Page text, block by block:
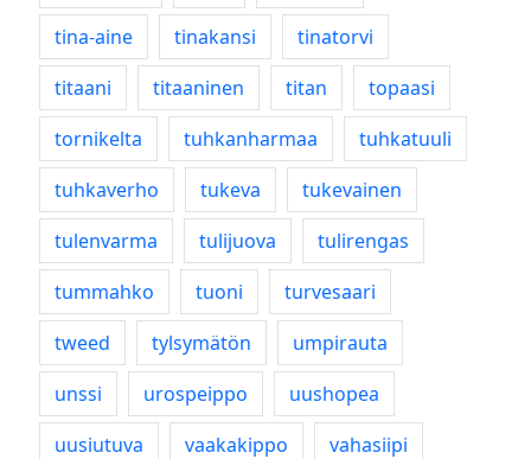
tina-aine
tinakansi
tinatorvi
titaani
titaaninen titan
topaasi
tornikelta
tuhkanharmaa
tuhkatuuli
tuhkaverho
tukeva
tukevainen
tulenvarma
tulijuova
tulirengas
tummahko
tuoni
turvesaari
tweed
tylsymätön
umpirauta
unssi
urospeippo
uushopea
uusiutuva
vaakakippo
vahasiipi